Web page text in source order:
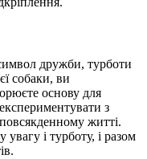
дружби, турботи
собаки, ви
основу для
з
житті.
і турботу, і разом